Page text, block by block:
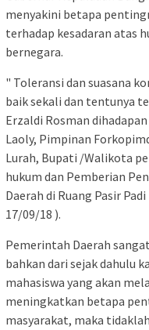
menyakini betapa
terhadap kesadaran atas
bernegara.
" Toleransi dan suasana
baik sekali dan tentunya
Erzaldi Rosman
Laoly, Pimpinan
Lurah, Bupati /Walikota
hukum dan Pemberian
Daerah di Ruang Pasir
17/09/18 ).
Pemerintah Daerah
bahkan dari sejak dahulu
mahasiswa yang akan
meningkatkan betapa
masyarakat, maka